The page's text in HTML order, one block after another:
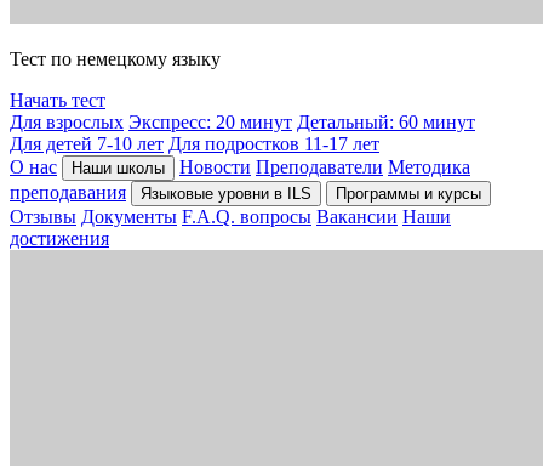
Тест по немецкому языку
Начать тест
Для взрослых Экспресс: 20 минут Детальный: 60 минут
Для детей 7-10 лет Для подростков 11-17 лет
О нас
Наши школы Новости Преподаватели Методика
преподавания
Языковые уровни в ILS Программы и курсы
Отзывы Документы F.A.Q. вопросы Вакансии Наши
достижения